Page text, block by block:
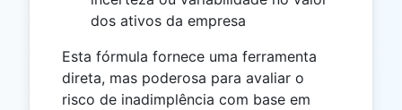
dos ativos da empresa
Esta fórmula fornece uma ferramenta
direta, mas poderosa para avaliar o
risco de inadimplência com base em